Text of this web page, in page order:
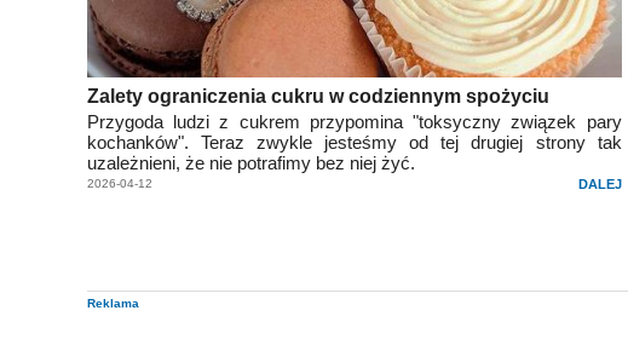
Zalety ograniczenia cukru w codziennym spożyciu
Przygoda ludzi z cukrem przypomina "toksyczny związek pary
kochanków". Teraz zwykle jesteśmy od tej drugiej strony tak
uzależnieni, że nie potrafimy bez niej żyć.
2026-04-12 DALEJ
Reklama